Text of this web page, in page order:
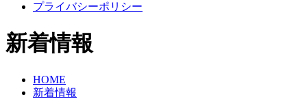
プライバシーポリシー
新着情報
HOME
新着情報